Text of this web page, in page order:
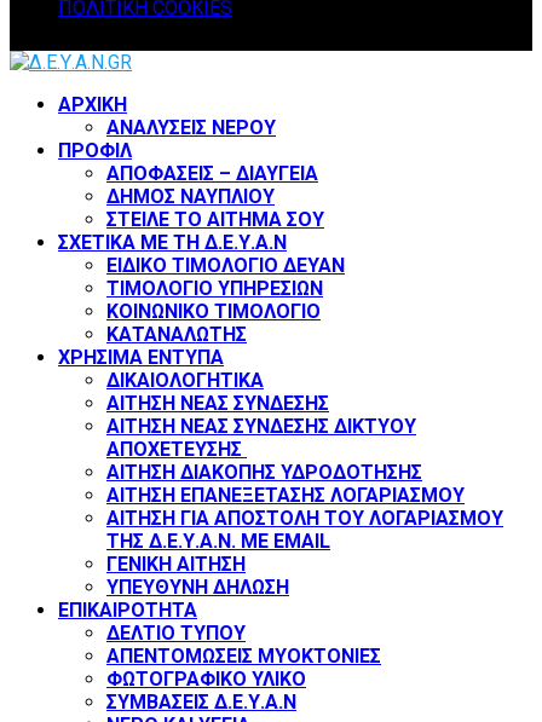
ΠΟΛΙΤΙΚΗ COOKIES
ΑΡΧΙΚΗ
ΑΝΑΛΥΣΕΙΣ ΝΕΡΟΥ
ΠΡΟΦΙΛ
ΑΠΟΦΑΣΕΙΣ – ΔΙΑΥΓΕΙΑ
ΔΗΜΟΣ ΝΑΥΠΛΙΟΥ
ΣΤΕΙΛΕ ΤΟ ΑΙΤΗΜΑ ΣΟΥ
ΣΧΕΤΙΚΑ ΜΕ ΤΗ Δ.Ε.Υ.Α.Ν
ΕΙΔΙΚΟ ΤΙΜΟΛΟΓΙΟ ΔΕΥΑΝ
ΤΙΜΟΛΟΓΙΟ ΥΠΗΡΕΣΙΩΝ
ΚΟΙΝΩΝΙΚΟ ΤΙΜΟΛΟΓΙΟ
ΚΑΤΑΝΑΛΩΤΗΣ
ΧΡΗΣΙΜΑ ΕΝΤΥΠΑ
ΔΙΚΑΙΟΛΟΓΗΤΙΚΑ
ΑΙΤΗΣΗ ΝΕΑΣ ΣΥΝΔΕΣΗΣ
ΑΙΤΗΣΗ ΝΕΑΣ ΣΥΝΔΕΣΗΣ ΔΙΚΤΥΟΥ
ΑΠΟΧΕΤΕΥΣΗΣ
ΑΙΤΗΣΗ ΔΙΑΚΟΠΗΣ ΥΔΡΟΔΟΤΗΣΗΣ
ΑΙΤΗΣΗ ΕΠΑΝΕΞΕΤΑΣΗΣ ΛΟΓΑΡΙΑΣΜΟΥ
ΑΙΤΗΣΗ ΓΙΑ ΑΠΟΣΤΟΛΗ ΤΟΥ ΛΟΓΑΡΙΑΣΜΟΥ
ΤΗΣ Δ.Ε.Υ.Α.Ν. ΜΕ EMAIL
ΓΕΝΙΚΗ ΑΙΤΗΣΗ
ΥΠΕΥΘΥΝΗ ΔΗΛΩΣΗ
ΕΠΙΚΑΙΡΟΤΗΤΑ
ΔΕΛΤΙΟ ΤΥΠΟΥ
ΑΠΕΝΤΟΜΩΣΕΙΣ ΜΥΟΚΤΟΝΙΕΣ
ΦΩΤΟΓΡΑΦΙΚΟ ΥΛΙΚΟ
ΣΥΜΒΑΣΕΙΣ Δ.Ε.Υ.Α.Ν